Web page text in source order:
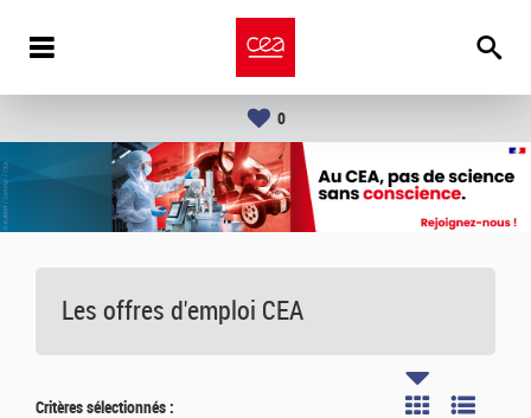
0
Les offres d'emploi CEA
Critères sélectionnés :